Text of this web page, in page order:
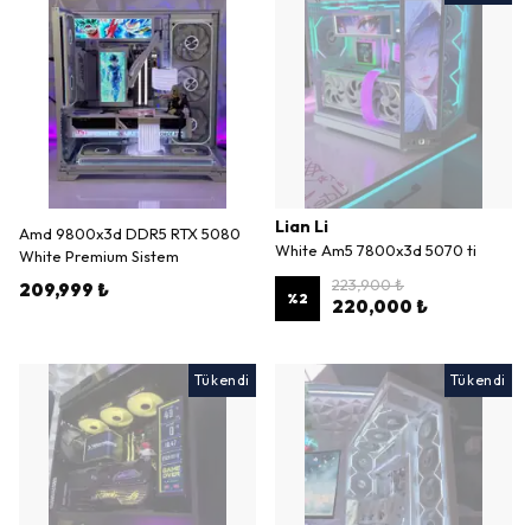
Amd 9800x3d DDR5 RTX 5080
White Premium Sistem
209,999 ₺
Lian Li
White Am5 7800x3d 5070 ti
%2
223,900 ₺
220,000 ₺
Tükendi Tükendi